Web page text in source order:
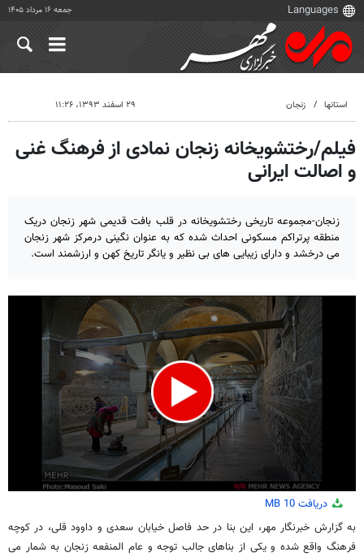
جمعه ۱۶ مرداد ۱۴۰۵
استانها زنجان ۲۹ اسفند ۱۳۹۳، ۱۱:۲۶
فیلم/رختشویخانه زنجان نمادی از فرهنگ غنی
و اصالت ایرانی
زنجان-مجموعه‌ تاریخی رختشویخانه در قلب بافت قدیمی شهر زنجان دریک
منطقه‌ پرتراکم مسکونی احداث شده که به عنوان نگینی درمرکز شهر زنجان
می درخشد و دارای زیبایی های بی نظیر و یانگر تاریخ کهن و ارزشمند است.
0
of
0
seconds
دریافت 10 MB
به گزارش خبرنگار مهر، این بنا در حد فاصل خیابان سعدی و داوود قلی، در کوچه
فرهنگ واقع شده و یکی از بناهای جالب توجه و عام المنفعه زنجان به شمار می